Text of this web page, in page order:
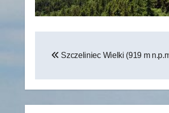
wpisuSzczeliniec Wielki (919 m